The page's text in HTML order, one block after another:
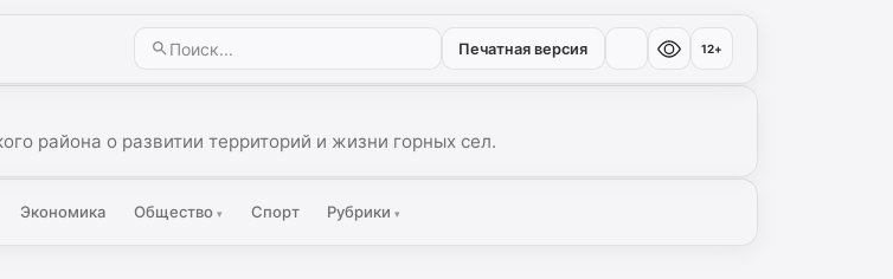
Печатная версия 12+
района о развитии территорий и жизни горных сел.
Экономика Общество ▾ Спорт Рубрики▾